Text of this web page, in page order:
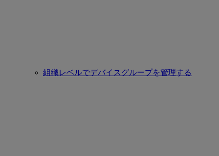
組織レベルでデバイスグループを管理する